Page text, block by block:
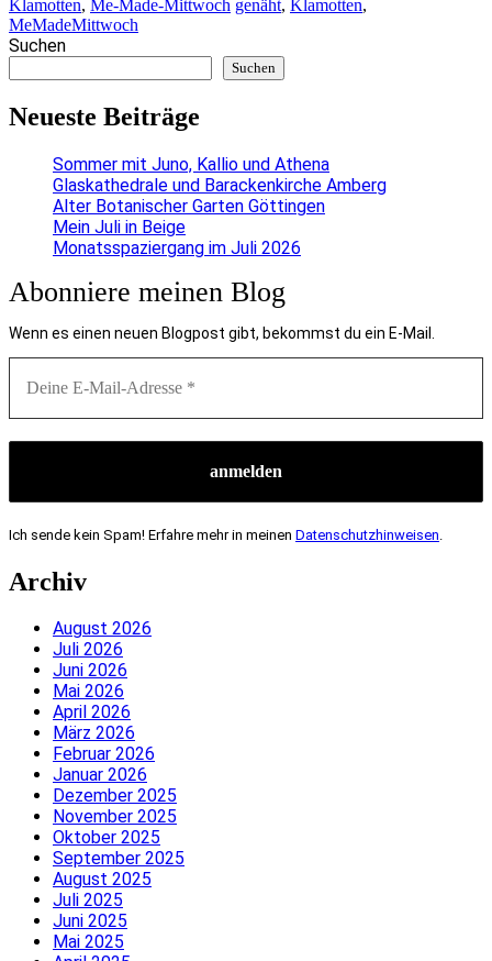
Klamotten, Me-Made-Mittwoch genäht, Klamotten,
MeMadeMittwoch
Suchen
Suchen
Neueste Beiträge
Sommer mit Juno, Kallio und Athena
Glaskathedrale und Barackenkirche Amberg
Alter Botanischer Garten Göttingen
Mein Juli in Beige
Monatsspaziergang im Juli 2026
Abonniere meinen Blog
Wenn es einen neuen Blogpost gibt, bekommst du ein E-Mail.
Ich sende kein Spam! Erfahre mehr in meinen Datenschutzhinweisen
Archiv
August 2026
Juli 2026
Juni 2026
Mai 2026
April 2026
März 2026
Februar 2026
Januar 2026
Dezember 2025
November 2025
Oktober 2025
September 2025
August 2025
Juli 2025
Juni 2025
Mai 2025